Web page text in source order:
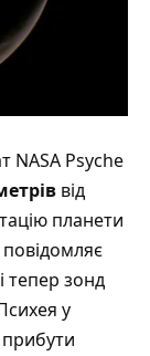
NASA Psyche
від
планети
повідомляє
тепер зонд
у
прибути